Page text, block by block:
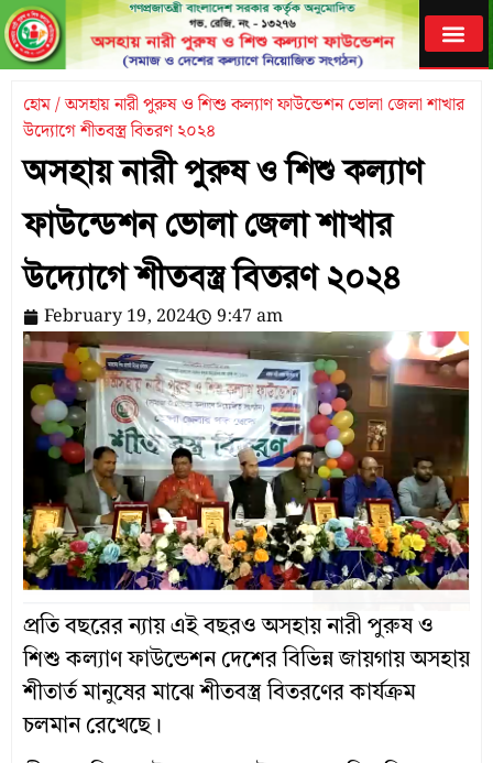
হোম / অসহায় নারী পুরুষ ও শিশু কল্যাণ ফাউন্ডেশন ভোলা জেলা শাখার
উদ্যোগে শীতবস্ত্র বিতরণ ২০২৪
অসহায় নারী পুরুষ ও শিশু কল্যাণ
ফাউন্ডেশন ভোলা জেলা শাখার
উদ্যোগে শীতবস্ত্র বিতরণ ২০২৪
February 19, 2024 9:47 am
প্রতি বছরের ন্যায় এই বছরও অসহায় নারী পুরুষ ও
শিশু কল্যাণ ফাউন্ডেশন দেশের বিভিন্ন জায়গায় অসহায়
শীতার্ত মানুষের মাঝে শীতবস্ত্র বিতরণের কার্যক্রম
চলমান রেখেছে।